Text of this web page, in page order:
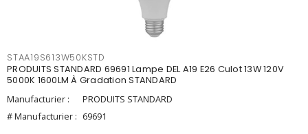
STAA19S613W50KSTD
PRODUITS STANDARD 69691 Lampe DEL A19 E26 Culot 13W 120V
5000K 1600LM À Gradation STANDARD
Manufacturier :
PRODUITS STANDARD
# Manufacturier : 69691